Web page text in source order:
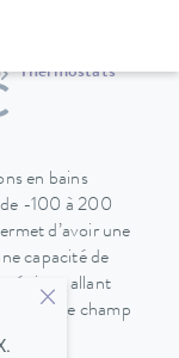
Thermostats
en bains
de -100 à 200
d’avoir une
capacité de
allant
un large champ